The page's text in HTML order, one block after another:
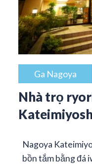
Ga Nagoya
Nhà trọ
Nagoya
bồn tắm bằng đá